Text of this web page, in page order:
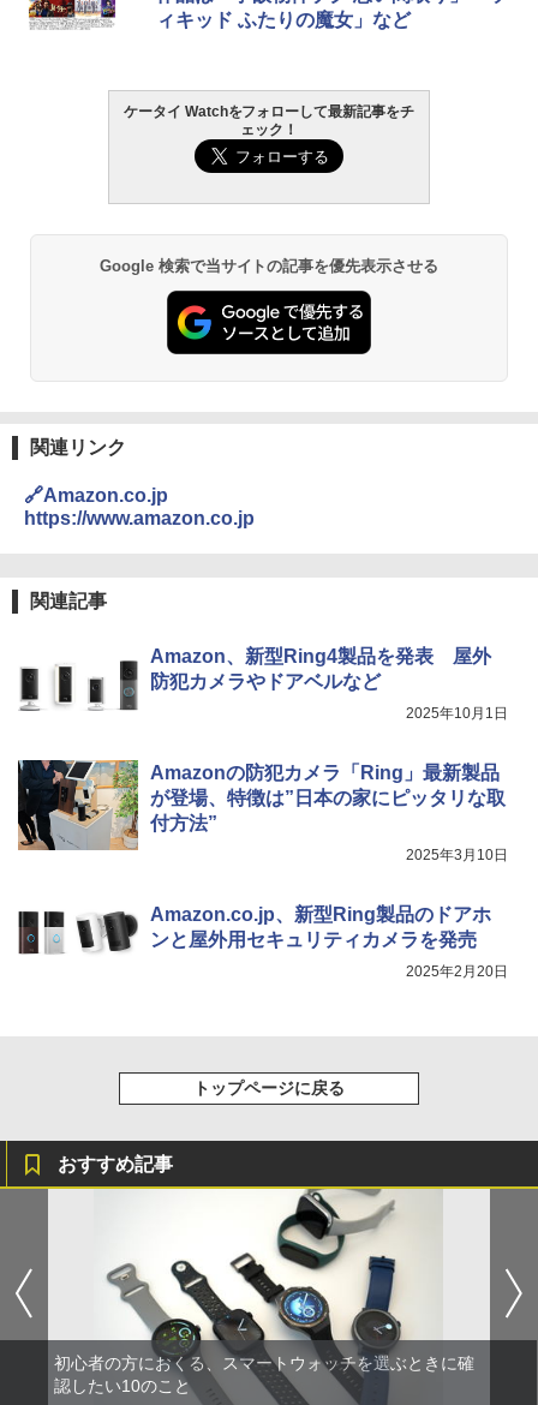
ィキッド ふたりの魔女」など
ケータイ Watchをフォローして最新記事をチ
ェック！
Google 検索で当サイトの記事を優先表示させる
関連リンク
🔗Amazon.co.jp
https://www.amazon.co.jp
関連記事
Amazon、新型Ring4製品を発表 屋外
防犯カメラやドアベルなど
2025年10月1日
Amazonの防犯カメラ「Ring」最新製品
が登場、特徴は”日本の家にピッタリな取
付方法”
2025年3月10日
Amazon.co.jp、新型Ring製品のドアホ
ンと屋外用セキュリティカメラを発売
2025年2月20日
トップページに戻る
おすすめ記事
初心者の方におくる、スマートウォッチを選ぶときに確
認したい10のこと